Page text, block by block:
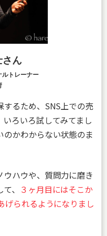
さん
ルトレーナー
るため、SNS上での売
ろいろ試してみてまし
かわからない状態のま
ハウや、質問力に磨き
、 ３ヶ月目にはそこか
げられるようになりまし